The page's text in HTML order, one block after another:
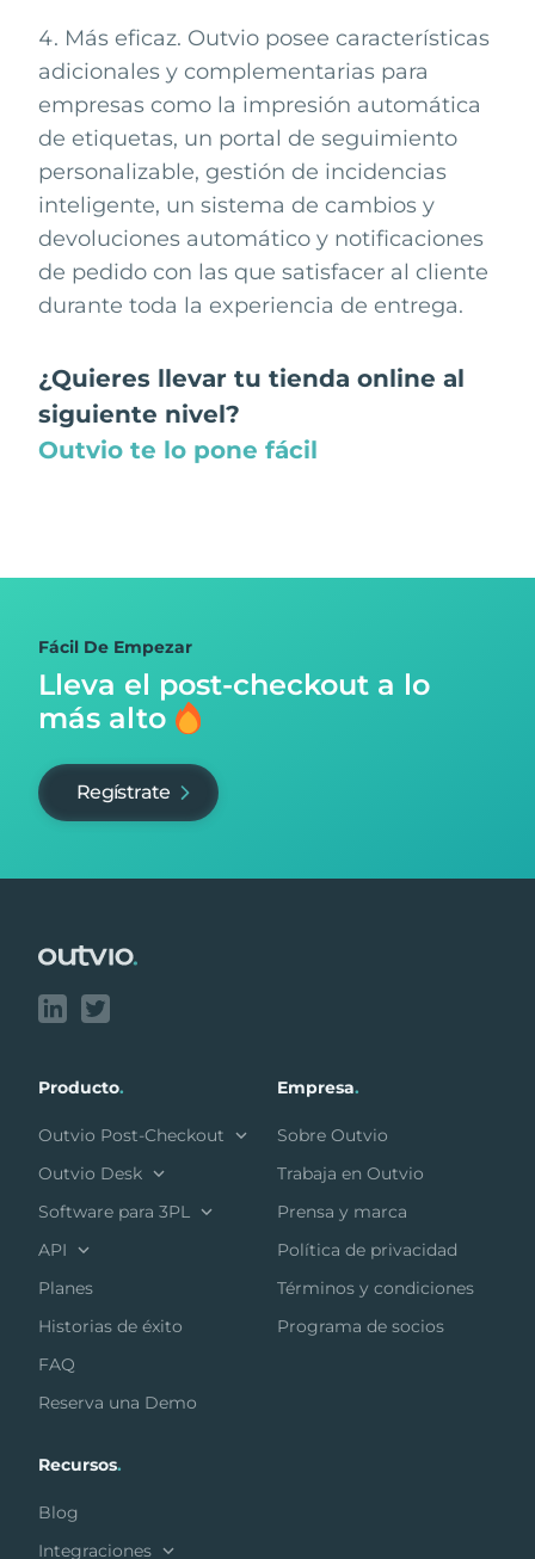
Más eficaz. Outvio posee características
adicionales y complementarias para
empresas como la impresión automática
de etiquetas, un portal de seguimiento
personalizable, gestión de incidencias
inteligente, un sistema de cambios y
devoluciones automático y notificaciones
de pedido con las que satisfacer al cliente
durante toda la experiencia de entrega.
¿Quieres llevar tu tienda online al
siguiente nivel?
Outvio te lo pone fácil
Fácil De Empezar
Lleva el post-checkout a lo
más alto
Regístrate
Producto.
Outvio Post-Checkout
Outvio Desk
Software para 3PL
API
Planes
Historias de éxito
FAQ
Reserva una Demo
Empresa.
Sobre Outvio
Trabaja en Outvio
Prensa y marca
Política de privacidad
Términos y condiciones
Programa de socios
Recursos.
Blog
Integraciones